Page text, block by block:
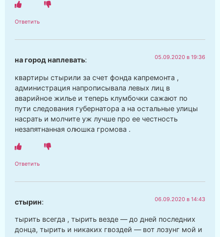
Ответить
на город наплевать: 05.09.2020 в 19:36
квартиры стырили за счет фонда капремонта ,
администрация напрописывала левых лиц в
аварийное жилье и теперь клумбочки сажают по
пути следования губернатора а на остальные улицы
насрать и молчите уж лучше про ее честность
незапятнанная олюшка громова .
Ответить
стырин: 06.09.2020 в 14:43
тырить всегда , тырить везде — до дней последних
донца, тырить и никаких гвоздей — вот лозунг мой и